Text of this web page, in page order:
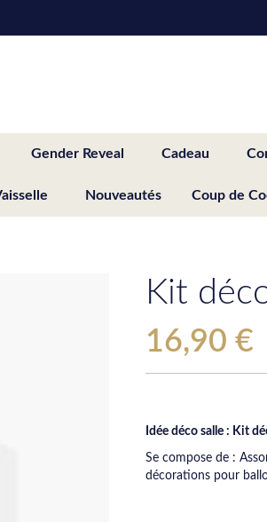
Gender Reveal Cadeau
Nouveautés Coup de
Kit
16,90 €
Idée déco salle : Kit
Se compose de :
décorations pour